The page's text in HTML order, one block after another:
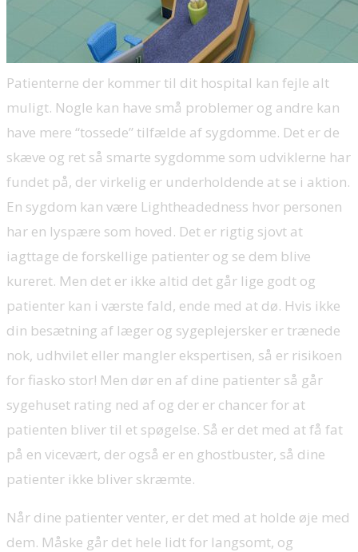
Patienterne der kommer til dit hospital kan fejle alt
muligt. Nogle kan have små problemer og andre kan
have mere “tossede” tilfælde af sygdomme. Det er de
skæve og ret så smarte sygdomme som udviklerne har
fundet på, der virkelig er underholdende at se i aktion.
En sygdom kan være Lightheadedness hvor personen
har en lyspære som hoved. Det er rigtig sjovt at
iagttage de forskellige patienter og se dem blive
kureret. Men det er ikke altid det går lige godt og
patienter kan i værste fald, ende med at dø. Hvis ikke
din besætning af læger og sygeplejersker er trænede
nok, udhvilet eller mangler ekspertisen, så er risikoen
for fiasko stor! Men dør en af dine patienter så går
sygehuset rating ned af og der er chancer for at
patienten bliver til et spøgelse. Så er det med at få fat
på en vicevært, der også er en ghostbuster, så dine
patienter ikke bliver skræmte.
Når dine patienter venter, er det med at holde øje med
dem. Måske går det hele lidt for langsomt, og